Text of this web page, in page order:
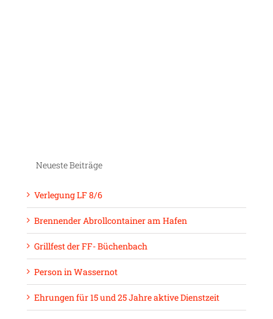
Neueste Beiträge
Verlegung LF 8/6
Brennender Abrollcontainer am Hafen
Grillfest der FF- Büchenbach
Person in Wassernot
Ehrungen für 15 und 25 Jahre aktive Dienstzeit